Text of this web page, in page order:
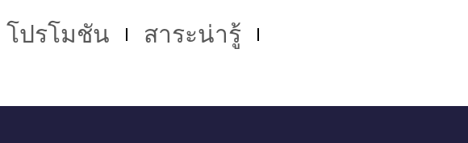
โปรโมชัน
สาระน่ารู้